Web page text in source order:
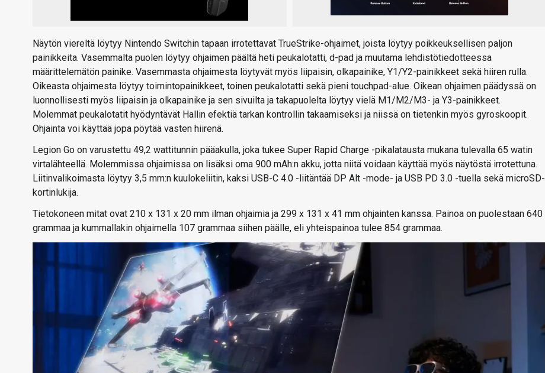
Näytön viereltä löytyy Nintendo Switchin tapaan irrotettavat TrueStrike-ohjaimet, joista löytyy poikkeuksellisen paljon
painikkeita. Vasemmalta puolen löytyy ohjaimen päältä heti peukalotatti, d-pad ja muutama lehdistötiedotteessa
määrittelemätön painike. Vasemmasta ohjaimesta löytyvät myös liipaisin, olkapainike, Y1/Y2-painikkeet sekä hiiren rulla.
Oikeasta ohjaimesta löytyy toimintopainikkeet, toinen peukalotatti sekä pieni touchpad-alue. Oikean ohjaimen päädyssä on
luonnollisesti myös liipaisin ja olkapainike ja sen sivuilta ja takapuolelta löytyy vielä M1/M2/M3- ja Y3-painikkeet.
Molemmat peukalotatit hyödyntävät Hallin efektiä tarkan kontrollin takaamiseksi ja niissä on tietenkin myös gyroskoopit.
Ohjainta voi käyttää jopa pöytää vasten hiirenä.
Legion Go on varustettu 49,2 wattitunnin pääakulla, joka tukee Super Rapid Charge -pikalatausta mukana tulevalla 65 watin
virtalähteellä. Molemmissa ohjaimissa on lisäksi oma 900 mAh:n akku, jotta niitä voidaan käyttää myös näytöstä irrotettuna.
Liitinvalikoimasta löytyy 3,5 mm:n kuulokeliitin, kaksi USB-C 4.0 -liitäntää DP Alt -mode- ja USB PD 3.0 -tuella sekä microSD-
kortinlukija.
Tietokoneen mitat ovat 210 x 131 x 20 mm ilman ohjaimia ja 299 x 131 x 41 mm ohjainten kanssa. Painoa on puolestaan 640
grammaa ja kummallakin ohjaimella 107 grammaa siihen päälle, eli yhteispainoa tulee 854 grammaa.